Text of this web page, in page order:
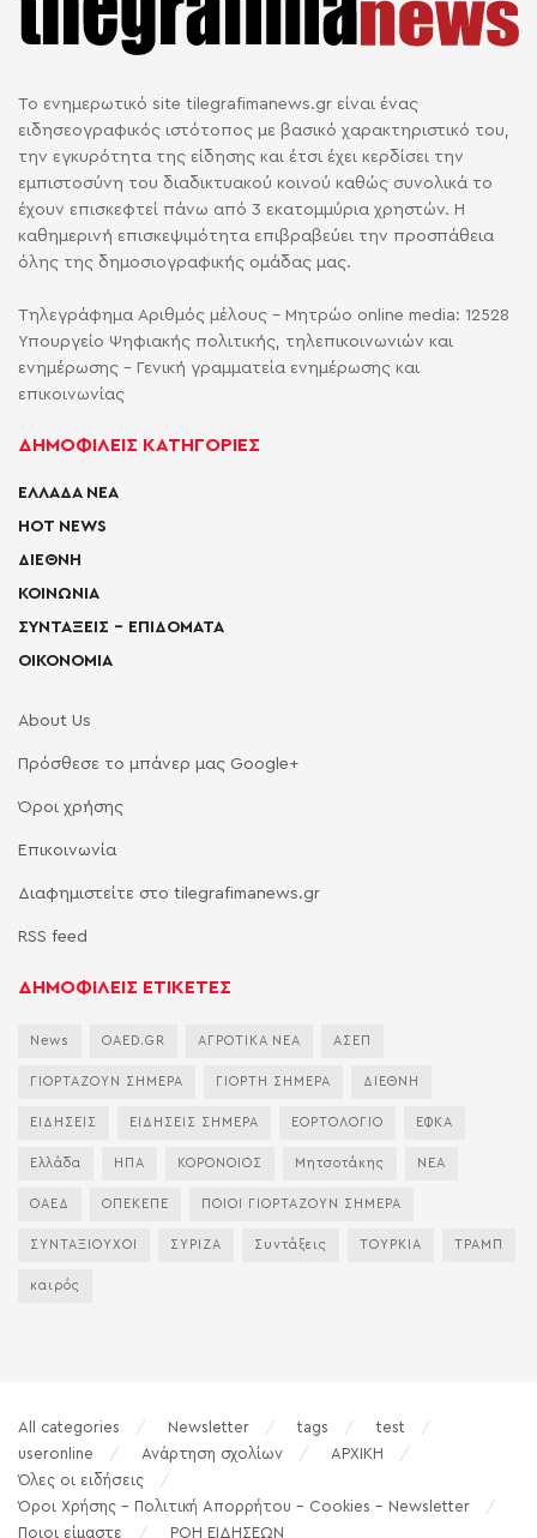
Το ενημερωτικό site tilegrafimanews.gr είναι ένας
ειδησεογραφικός ιστότοπος με βασικό χαρακτηριστικό του,
την εγκυρότητα της είδησης και έτσι έχει κερδίσει την
εμπιστοσύνη του διαδικτυακού κοινού καθώς συνολικά το
έχουν επισκεφτεί πάνω από 3 εκατομμύρια χρηστών. Η
καθημερινή επισκεψιμότητα επιβραβεύει την προσπάθεια
όλης της δημοσιογραφικής ομάδας μας.
Τηλεγράφημα Αριθμός μέλους - Μητρώο online media: 12528
Υπουργείο Ψηφιακής πολιτικής, τηλεπικοινωνιών και
ενημέρωσης - Γενική γραμματεία ενημέρωσης και
επικοινωνίας
ΔΗΜΟΦΙΛΕΙΣ ΚΑΤΗΓΟΡΙΕΣ
ΕΛΛΑΔΑ ΝΕΑ
HOT NEWS
ΔΙΕΘΝΗ
ΚΟΙΝΩΝΙΑ
ΣΥΝΤΑΞΕΙΣ – ΕΠΙΔΟΜΑΤΑ
ΟΙΚΟΝΟΜΙΑ
About Us
Πρόσθεσε το μπάνερ μας Google+
Όροι χρήσης
Επικοινωνία
Διαφημιστείτε στο tilegrafimanews.gr
RSS feed
ΔΗΜΟΦΙΛΕΙΣ ΕΤΙΚΕΤΕΣ
News OAED.GR ΑΓΡΟΤΙΚΑ ΝΕΑ ΑΣΕΠ
ΓΙΟΡΤΑΖΟΥΝ ΣΗΜΕΡΑ ΓΙΟΡΤΗ ΣΗΜΕΡΑ ΔΙΕΘΝΗ
ΕΙΔΗΣΕΙΣ ΕΙΔΗΣΕΙΣ ΣΗΜΕΡΑ ΕΟΡΤΟΛΟΓΙΟ ΕΦΚΑ
Ελλάδα ΗΠΑ ΚΟΡΟΝΟΙΟΣ Μητσοτάκης ΝΕΑ
ΟΑΕΔ ΟΠΕΚΕΠΕ ΠΟΙΟΙ ΓΙΟΡΤΑΖΟΥΝ ΣΗΜΕΡΑ
ΣΥΝΤΑΞΙΟΥΧΟΙ ΣΥΡΙΖΑ Συντάξεις ΤΟΥΡΚΙΑ ΤΡΑΜΠ
καιρός
All categories Newsletter tags
test
useronline
Ανάρτηση σχολίων
ΑΡΧΙΚΗ
Όλες οι ειδήσεις
Όροι Χρήσης – Πολιτική Απορρήτου – Cookies – Newsletter
Ποιοι είμαστε
ΡΟΗ ΕΙΔΗΣΕΩΝ